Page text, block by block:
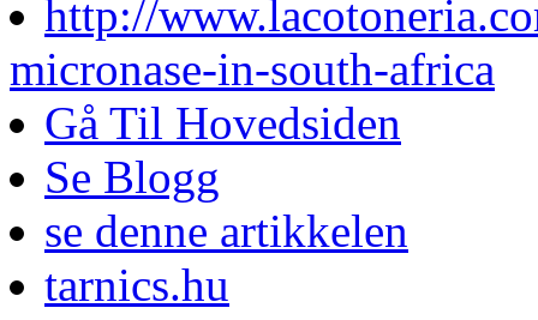
http://
micronase-in-south-africa
Gå Til Hovedsiden
Se Blogg
se denne artikkelen
tarnics.hu